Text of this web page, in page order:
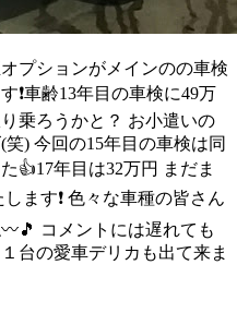
プションがメインのの車検
❗車齢13年目の車検に49万
乗ろうかと？ お小遣いの
) 今回の15年目の車検は同
👍17年目は32万円 まだま
ます❗ 色々な車種の皆さん
️🎵 コメントには遅れても
台の愛車デリカも出て来ま